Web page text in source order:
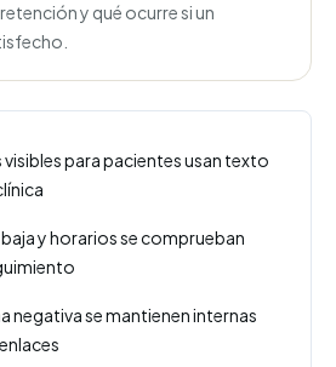
y qué ocurre si un
para pacientes usan texto
y horarios se comprueban
negativa se mantienen internas